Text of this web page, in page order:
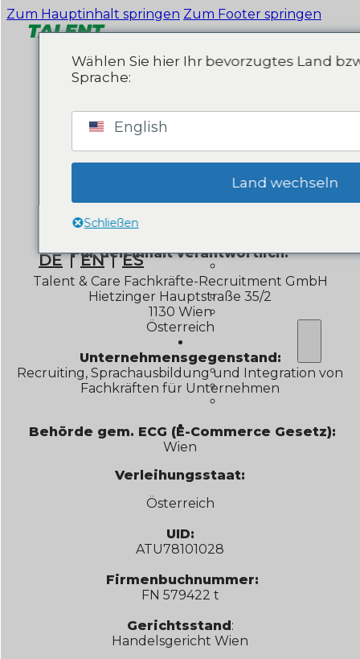
Zum Hauptinhalt springen Zum Footer springen
DE EN ES
HOME
Gesundheit
Industrie und
Gastronomie
Integration
Recruiting-
Unternehmen
Presse
KONTAKT
Für den Inhalt verantwortlich:
Talent & Care Fachkräfte-Recruitment GmbH
Hietzinger Hauptstraße 35/2
1130 Wien
Österreich
Unternehmensgegenstand:
Recruiting, Sprachausbildung und Integration von
Fachkräften für Unternehmen
Behörde gem. ECG (E-Commerce Gesetz):
Wien
Verleihungsstaat:
Österreich
UID:
ATU78101028
Firmenbuchnummer:
FN 579422 t
Gerichtsstand:
Handelsgericht Wien
Wählen Sie hier Ihr bevorzugtes Land
Sprache:
English
Land wechseln
Schließen